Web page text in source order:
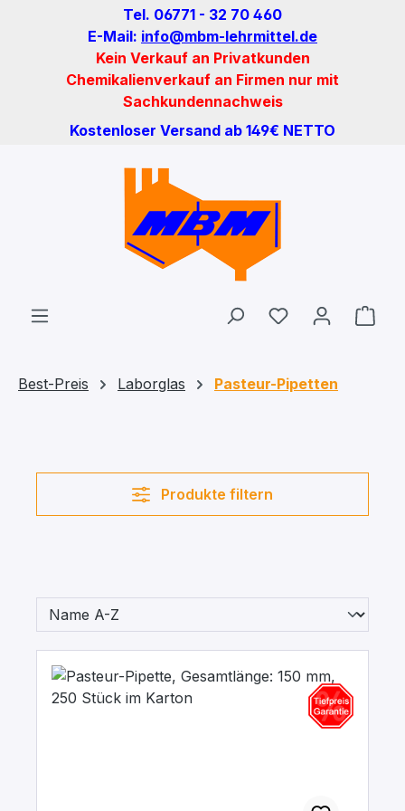
Zum Hauptinhalt springenTel. 06771 - 32 70 460
E-Mail: info@mbm-lehrmittel.de
Kein Verkauf an Privatkunden
Chemikalienverkauf an Firmen nur mit
Sachkundennachweis
Kostenloser Versand ab 149€ NETTO
Du hast 0
Best-Preis Laborglas Pasteur-Pipetten
Produkte filtern